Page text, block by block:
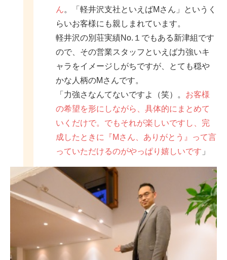
ん。「軽井沢支社といえばMさん」というく
らいお客様にも親しまれています。
軽井沢の別荘実績No.１でもある新津組です
ので、その営業スタッフといえば力強いキ
ャラをイメージしがちですが、とても穏や
かな人柄のMさんです。
「力強さなんてないですよ（笑）。 お客様
の希望を形にしながら、具体的にまとめて
いくだけで。でもそれが楽しいですし、完
成したときに『Mさん、ありがとう』って言
っていただけるのがやっぱり嬉しいです 」